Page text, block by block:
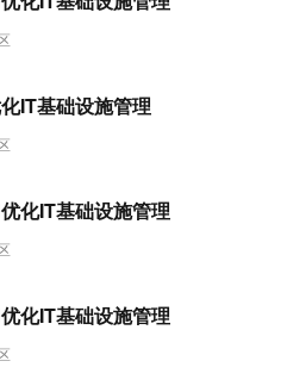
IT基础设施管理
化IT基础设施管理
化IT基础设施管理